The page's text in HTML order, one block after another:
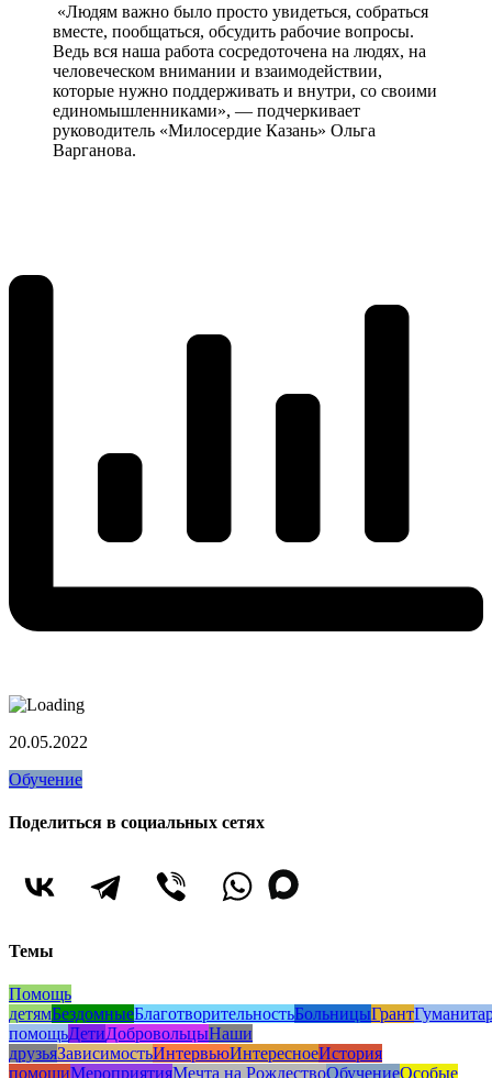
«Людям важно было просто увидеться, собраться
вместе, пообщаться, обсудить рабочие вопросы.
Ведь вся наша работа сосредоточена на людях, на
человеческом внимании и взаимодействии,
которые нужно поддерживать и внутри, со своими
единомышленниками», — подчеркивает
руководитель «Милосердие Казань» Ольга
Варганова.
20.05.2022
Обучение
Поделиться в социальных сетях
Темы
Помощь
детямБездомныеБлаготворительностьБольницыГрант
помощьДетиДобровольцыНаши
друзьяЗависимостьИнтервьюИнтересноеИстория
помощиМероприятияМечта на РождествоОбучениеОсобые